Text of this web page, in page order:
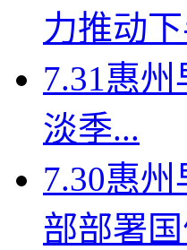
力推动
7.31惠
淡季...
7.30惠
部部署